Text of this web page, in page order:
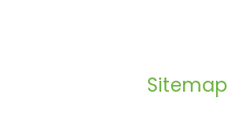
Sitemap